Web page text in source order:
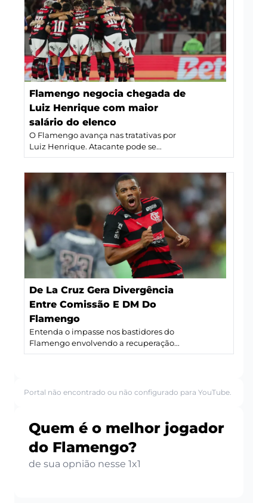
Flamengo negocia chegada de
Luiz Henrique com maior
salário do elenco
O Flamengo avança nas tratativas por
Luiz Henrique. Atacante pode se...
De La Cruz Gera Divergência
Entre Comissão E DM Do
Flamengo
Entenda o impasse nos bastidores do
Flamengo envolvendo a recuperação...
Portal não encontrado ou não configurado para YouTube.
Quem é o melhor jogador
do Flamengo?
de sua opnião nesse 1x1